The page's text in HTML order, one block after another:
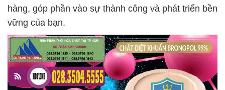
hàng, góp phần vào sự thành công và phát triển bền
vững của bạn.